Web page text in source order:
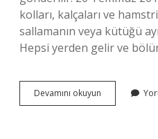
kolları, kalçaları ve
sallamanın veya kütüğü
Hepsi yerden gelir ve
Devamını okuyun
Nerede